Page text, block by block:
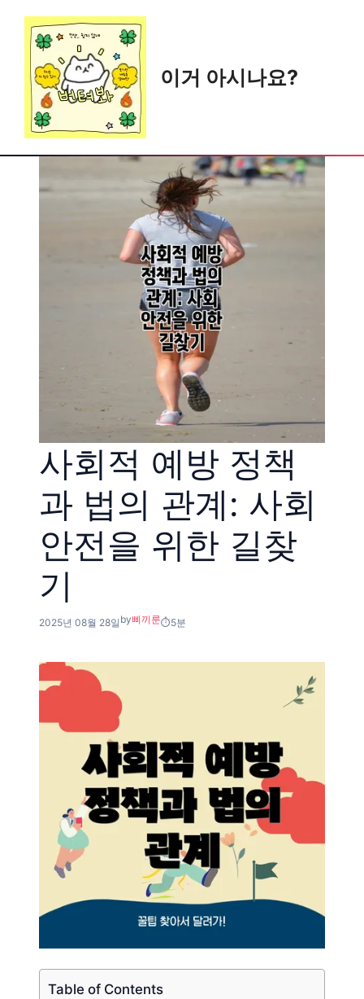
content
이거 아시나요?
사회적 예방 정책
과 법의 관계: 사회
안전을 위한 길찾
기
2025년 08월 28일 by삐끼룬 5분
Table of Contents